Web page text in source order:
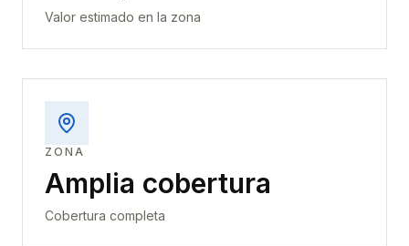
Valor estimado en la zona
ZONA
Amplia cobertura
Cobertura completa